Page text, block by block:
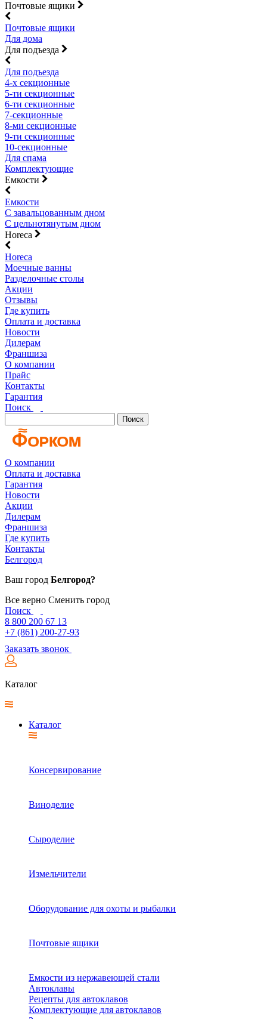
Почтовые ящики
Почтовые ящики
Для дома
Для подъезда
Для подъезда
4-х секционные
5-ти секционные
6-ти секционные
7-секционные
8-ми секционные
9-ти секционные
10-секционные
Для спама
Комплектующие
Емкости
Емкости
С завальцованным дном
С цельнотянутым дном
Horeca
Horeca
Моечные ванны
Разделочные столы
Акции
Отзывы
Где купить
Оплата и доставка
Новости
Дилерам
Франшиза
О компании
Прайс
Контакты
Гарантия
Поиск
Поиск
О компании
Оплата и доставка
Гарантия
Новости
Акции
Дилерам
Франшиза
Где купить
Контакты
Белгород
Ваш город Белгород?
Все верно Сменить город
Поиск
8 800 200 67 13
+7 (861) 200-27-93
Заказать звонок
Каталог
Каталог
Консервирование
Виноделие
Сыроделие
Измельчители
Оборудование для охоты и рыбалки
Почтовые ящики
Емкости из нержавеющей стали
Автоклавы
Рецепты для автоклавов
Комплектующие для автоклавов